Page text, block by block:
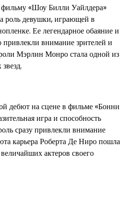
«Шоу Билли Уайлдера»
девушки, играющей в
Ее легендарное обаяние и
внимание зрителей и
Мэрлин Монро стала одной из
дебют на сцене в фильме «Бонни
игра и способность
сразу привлекли внимание
карьера Роберта Де Ниро пошла
актеров своего